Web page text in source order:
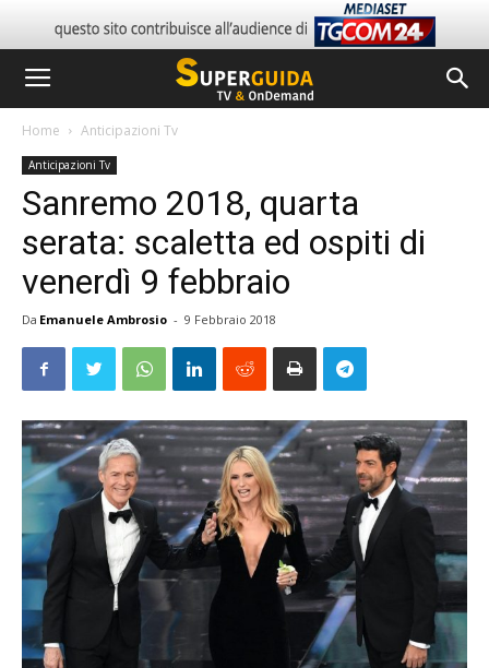
Home Anticipazioni Tv
Anticipazioni Tv
Sanremo 2018, quarta
serata: scaletta ed ospiti di
venerdì 9 febbraio
Da Emanuele Ambrosio - 9 Febbraio 2018